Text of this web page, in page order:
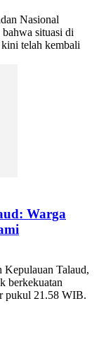
Nasional
situasi di
telah kembali
Warga
Talaud,
berkekuatan
pukul 21.58 WIB.